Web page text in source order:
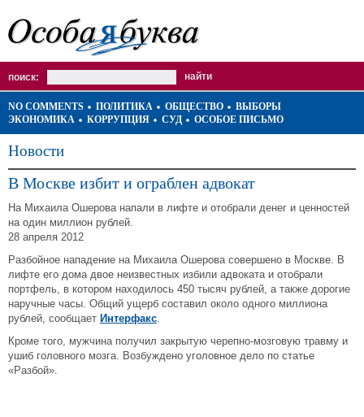
поиск:
NO COMMENTS ПОЛИТИКА ОБЩЕСТВО
ВЫБОРЫ
ЭКОНОМИКА
КОРРУПЦИЯ СУД ОСОБОЕ ПИСЬМО
Новости
В Москве избит и ограблен адвокат
На Михаила Ошерова напали в лифте и отобрали денег и ценностей
на один миллион рублей.
28 апреля 2012
Разбойное нападение на Михаила Ошерова совершено в Москве. В
лифте его дома двое неизвестных избили адвоката и отобрали
портфель, в котором находилось 450 тысяч рублей, а также дорогие
наручные часы. Общий ущерб составил около одного миллиона
рублей, сообщает Интерфакс.
Кроме того, мужчина получил закрытую черепно-мозговую травму и
ушиб головного мозга. Возбуждено уголовное дело по статье
«Разбой».